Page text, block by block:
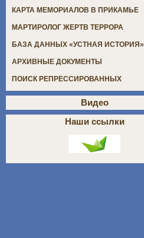
КАРТА МЕМОРИАЛОВ В ПРИКАМЬЕ
МАРТИРОЛОГ ЖЕРТВ ТЕРРОРА
БАЗА ДАННЫХ «УСТНАЯ ИСТОРИЯ»
АРХИВНЫЕ ДОКУМЕНТЫ
ПОИСК РЕПРЕССИРОВАННЫХ
Видео
Наши ссылки